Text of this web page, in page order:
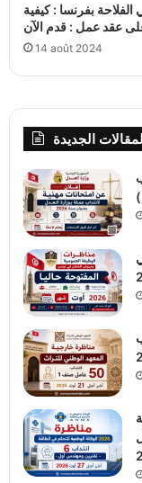
بفرنسا : كيفية
عقد عمل : قدم الآن
14 août 2024
الجديدة